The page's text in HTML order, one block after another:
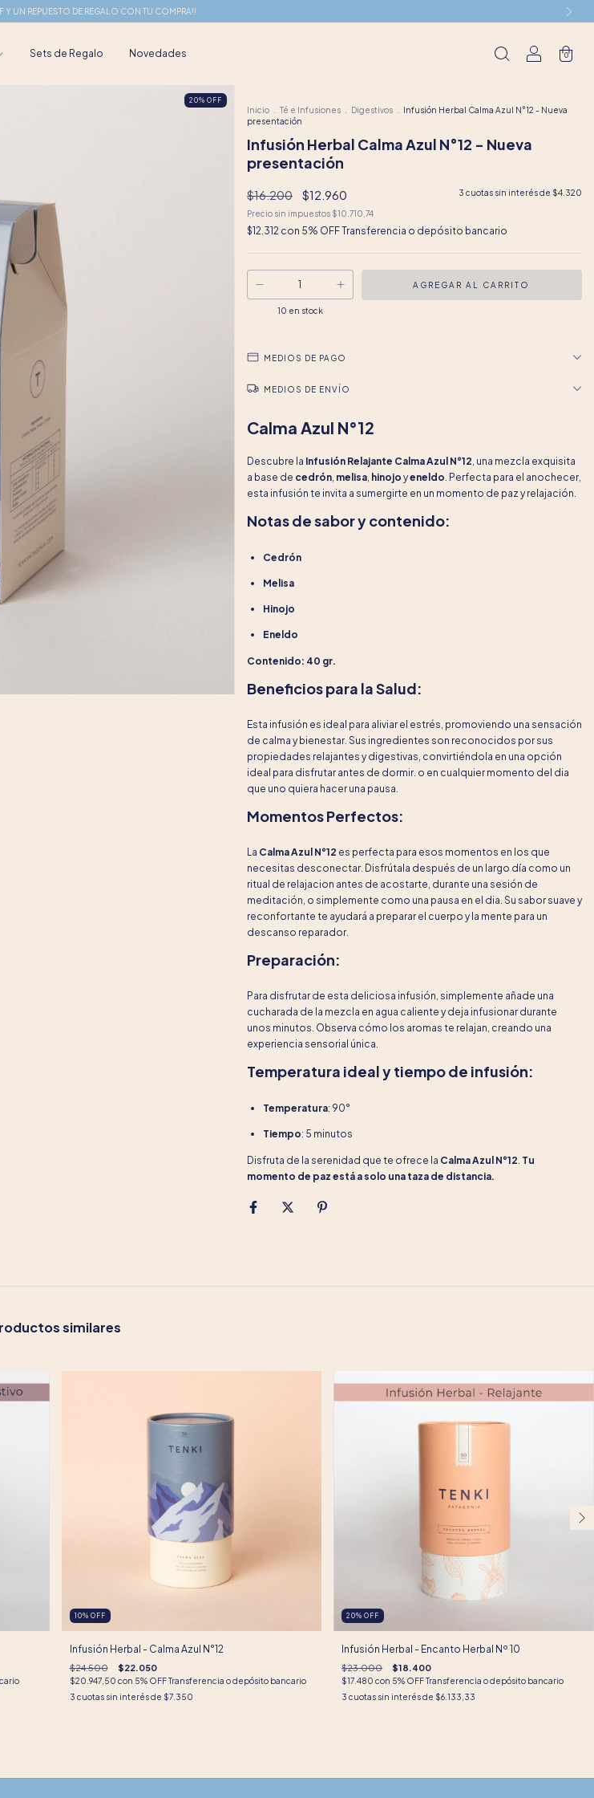
UN REPUESTO DE REGALO CON TU COMPRA!!
Sets de Regalo Novedades 0
20% OFF
Inicio Té e Infusiones Digestivos
Infusión Herbal Calma Azul N°12 - Nueva
presentación
Infusión Herbal Calma Azul N°12 - Nueva
presentación
$16.200 $12.960 3 cuotas sin interés de $4.320
Precio sin impuestos $10.710,74
$12.312 con 5% OFF Transferencia o depósito bancario
10 en stock
MEDIOS DE PAGO
MEDIOS DE ENVÍO
Calma Azul N°12
Descubre la Infusión Relajante Calma Azul N°12 , una mezcla exquisita
a base de cedrón melisa hinojo yeneldo . Perfecta para el anochecer,
esta infusión te invita a sumergirte en un momento de paz y relajación.
Notas de sabor y contenido:
Cedrón
Melisa
Hinojo
Eneldo
Contenido: 40 gr.
Beneficios para la Salud:
Esta infusión es ideal para aliviar el estrés, promoviendo una sensación
de calma y bienestar. Sus ingredientes son reconocidos por sus
propiedades relajantes y digestivas, convirtiéndola en una opción
ideal para disfrutar antes de dormir. o en cualquier momento del dia
que uno quiera hacer una pausa.
Momentos Perfectos:
La Calma Azul N°12 es perfecta para esos momentos en los que
necesitas desconectar. Disfrútala después de un largo día como un
ritual de relajacion antes de acostarte, durante una sesión de
meditación, o simplemente como una pausa en el dia. Su sabor suave y
reconfortante te ayudará a preparar el cuerpo y la mente para un
descanso reparador.
Preparación:
Para disfrutar de esta deliciosa infusión, simplemente añade una
cucharada de la mezcla en agua caliente y deja infusionar durante
unos minutos. Observa cómo los aromas te relajan, creando una
experiencia sensorial única.
Temperatura ideal y tiempo de infusión:
Temperatura: 90°
Tiempo: 5 minutos
Disfruta de la serenidad que te ofrece la Calma Azul N°12 Tu
momento de paz está a solo una taza de distancia.
similares
10% OFF
Infusión Herbal - Calma Azul N°12
$24.500 $22.050
$20.947,50 con 5% OFF Transferencia o depósito bancario
3 cuotas sin interés de $7.350
20%OFF
Infusión Herbal - Encanto Herbal Nº 10
$23.000 $18.400
$17.480con 5% OFF Transferencia o depósito bancario
3 cuotas sin interés de $6.133,33